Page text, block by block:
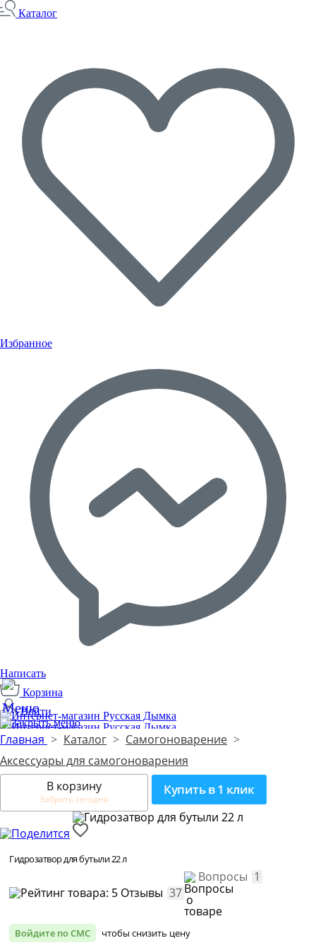
Каталог
Избранное
Написать
Корзина
Войти
Производим с 2014 года
2
Главная > Каталог > Самогоноварение >
Аксессуары для самогоноварения
В корзину
Забрать сегодня
Купить в 1 клик
Гидрозатвор для бутыли 22 л
Отзывы 37
Вопросы 1
Войдите по СМС чтобы снизить цену